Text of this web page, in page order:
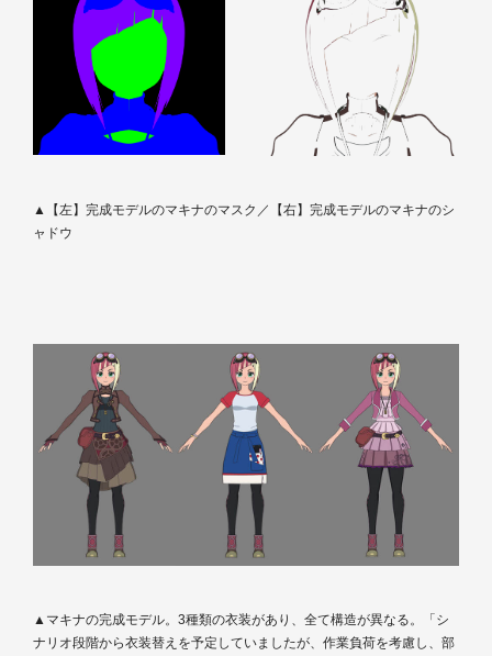
▲【左】完成モデルのマキナのマスク／【右】完成モデルのマキナのシ
ャドウ
▲マキナの完成モデル。3種類の衣装があり、全て構造が異なる。「シ
ナリオ段階から衣装替えを予定していましたが、作業負荷を考慮し、部